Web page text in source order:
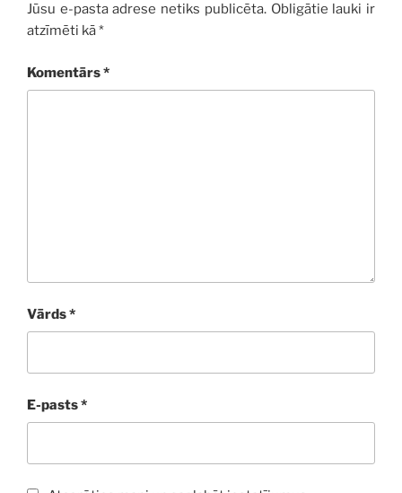
Jūsu e-pasta adrese netiks publicēta. Obligātie lauki ir
atzīmēti kā*
Komentārs*
Vārds*
E-pasts*